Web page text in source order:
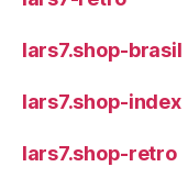
lars7.shop-brasil
lars7.shop-index
lars7.shop-retro